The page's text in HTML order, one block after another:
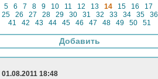
5 6 7 8 9 10 11 12 13 14 15 16 17
25 26 27 28 29 30 31 32 33 34 35 36
41
42 43 44 45 46 47 48 49 50 51
Добавить
01.08.2011 18:48